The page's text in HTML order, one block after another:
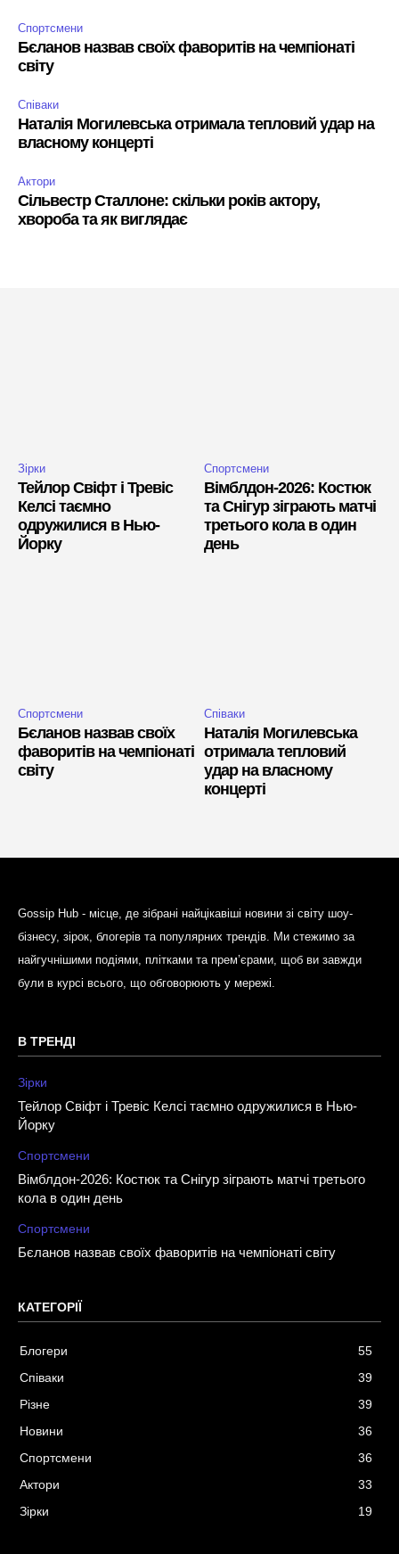
Спортсмени
Бєланов назвав своїх фаворитів на чемпіонаті
світу
Співаки
Наталія Могилевська отримала тепловий удар на
власному концерті
Актори
Сільвестр Сталлоне: скільки років актору,
хвороба та як виглядає
Зірки
Тейлор Свіфт і Тревіс
Келсі таємно
одружилися в Нью-
Йорку
Спортсмени
Вімблдон-2026: Костюк
та Снігур зіграють матчі
третього кола в один
день
Спортсмени
Бєланов назвав своїх
фаворитів на чемпіонаті
світу
Співаки
Наталія Могилевська
отримала тепловий
удар на власному
концерті
Gossip Hub - місце, де зібрані найцікавіші новини зі світу шоу-
бізнесу, зірок, блогерів та популярних трендів. Ми стежимо за
найгучнішими подіями, плітками та прем’єрами, щоб ви завжди
були в курсі всього, що обговорюють у мережі.
В ТРЕНДІ
Зірки
Тейлор Свіфт і Тревіс Келсі таємно одружилися в Нью-
Йорку
Спортсмени
Вімблдон-2026: Костюк та Снігур зіграють матчі третього
кола в один день
Спортсмени
Бєланов назвав своїх фаворитів на чемпіонаті світу
КАТЕГОРІЇ
Блогери
55
Співаки
39
Різне
39
Новини
36
Спортсмени
36
Актори
33
Зірки
19